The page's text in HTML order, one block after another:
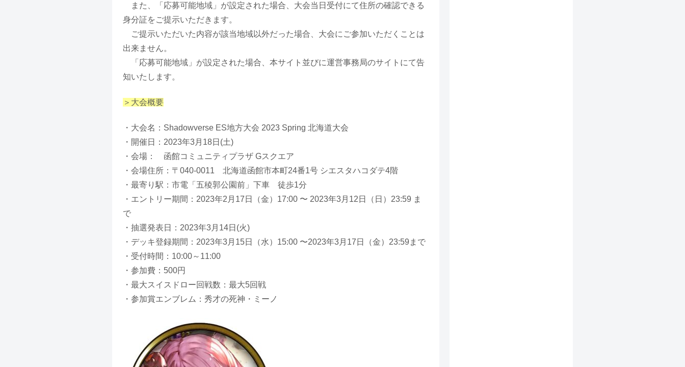
また、「応募可能地域」が設定された場合、大会当日受付にて住所の確認できる
身分証をご提示いただきます。
ご提示いただいた内容が該当地域以外だった場合、大会にご参加いただくことは
出来ません。
「応募可能地域」が設定された場合、本サイト並びに運営事務局のサイトにて告
知いたします。
＞大会概要
・大会名：Shadowverse ES地方大会 2023 Spring 北海道大会
・開催日：2023年3月18日(土)
・会場： 函館コミュニティプラザ Gスクエア
・会場住所：〒040-0011 北海道函館市本町24番1号 シエスタハコダテ4階
・最寄り駅：市電「五稜郭公園前」下車 徒歩1分
・エントリー期間：2023年2月17日（金）17:00 〜 2023年3月12日（日）23:59 ま
で
・抽選発表日：2023年3月14日(火)
・デッキ登録期間：2023年3月15日（水）15:00 〜2023年3月17日（金）23:59まで
・受付時間：10:00～11:00
・参加費：500円
・最大スイスドロー回戦数：最大5回戦
・参加賞エンブレム：秀才の死神・ミーノ